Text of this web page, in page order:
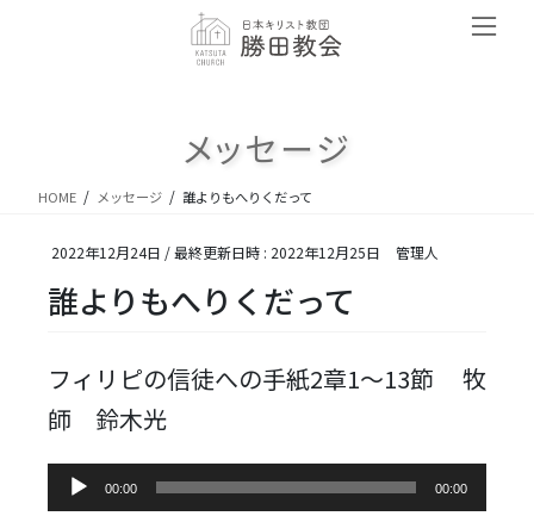
メッセージ
HOME メッセージ 誰よりもへりくだって
2022年12月24日 / 最終更新日時 : 2022年12月25日 管理人
誰よりもへりくだって
フィリピの信徒への手紙2章1～13節 牧
師 鈴木光
00:00 00:00